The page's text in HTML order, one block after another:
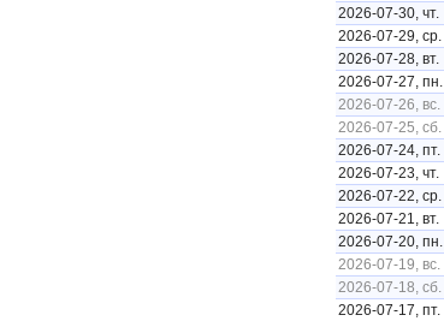
2026-07-30, чт.
2026-07-29, ср.
2026-07-28, вт.
2026-07-27, пн.
2026-07-26, вс.
2026-07-25, сб.
2026-07-24, пт.
2026-07-23, чт.
2026-07-22, ср.
2026-07-21, вт.
2026-07-20, пн.
2026-07-19, вс.
2026-07-18, сб.
2026-07-17, пт.